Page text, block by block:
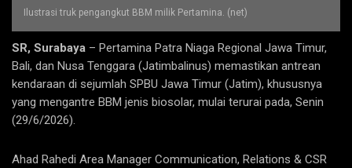
Ilustrasi truk pengangkut BBM milik Pertamina. (net)
SR, Surabaya – Pertamina Patra Niaga Regional Jawa Timur,
Bali, dan Nusa Tenggara (Jatimbalinus) memastikan antrean
kendaraan di sejumlah SPBU Jawa Timur (Jatim), khususnya
yang mengantre BBM jenis biosolar, mulai terurai pada, Senin
(29/6/2026).
Ahad Rahedi Area Manager Communication, Relations & CSR